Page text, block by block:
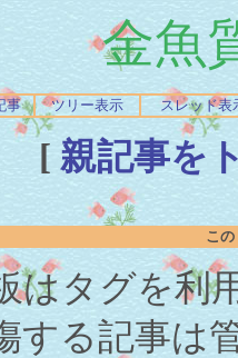
金魚
事 ツリー表示 スレッド表
[ 親記事を
こ
はタグを利
する記事は